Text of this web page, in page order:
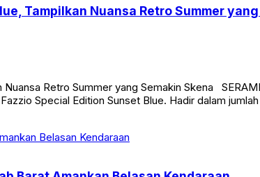
Tampilkan Nuansa Retro Summer
Retro Summer yang Semakin Skena
Special Edition Sunset Blue. Hadir dalam